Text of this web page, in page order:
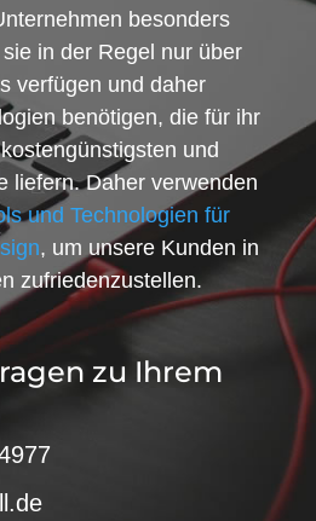
besonders
in der Regel nur über
verfügen und daher
benötigen, die für ihr
und
liefern. Daher verwenden
und Technologien für
, um unsere Kunden in
zufriedenzustellen.
zu Ihrem